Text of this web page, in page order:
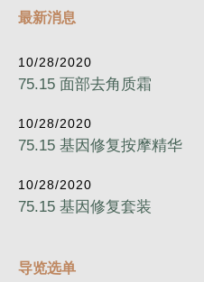
最新消息
10/28/2020
75.15 面部去角质霜
10/28/2020
75.15 基因修复按摩精华
10/28/2020
75.15 基因修复套装
导览选单